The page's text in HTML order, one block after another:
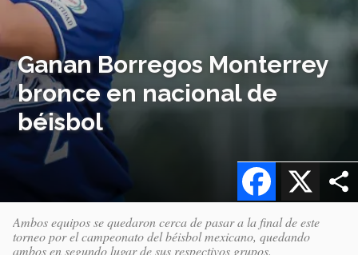
Ganan Borregos Monterrey
bronce en nacional de
béisbol
X
Facebook
Ambos equipos se quedaron cerca de pasar a la final de este
torneo por el campeonato del béisbol mexicano, quedando
ambos en segundo lugar de sus respectivos grupos.